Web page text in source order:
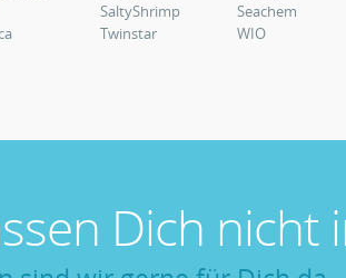
SaltyShrimp
Seachem
Twinstar WIO
Dich nicht